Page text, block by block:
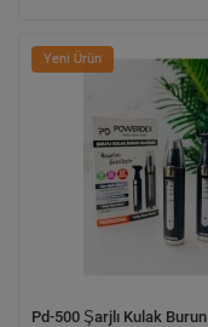
Yeni Ürün
Pd-500 Şarjlı Kulak Burun